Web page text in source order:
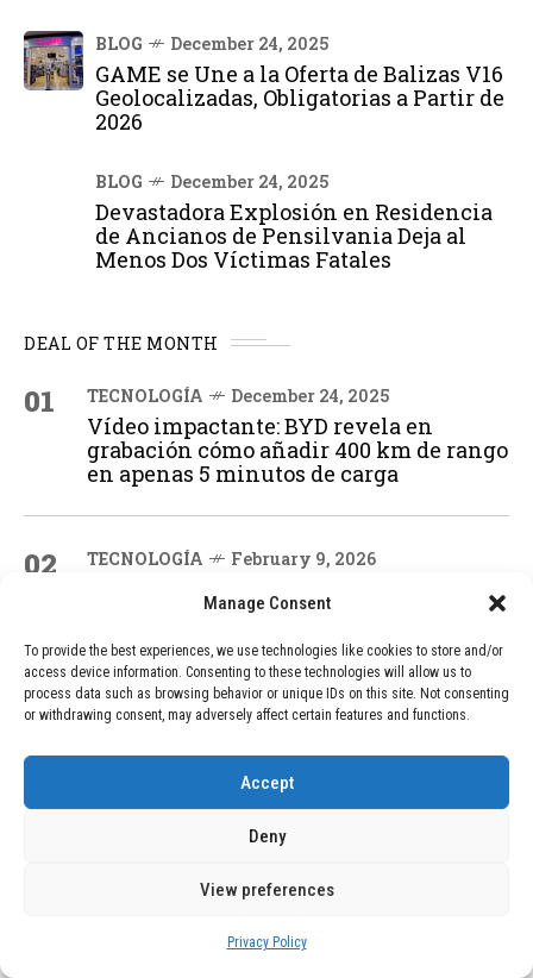
Manage Consent
To provide the best experiences, we use technologies like cookies to store and/or
access device information. Consenting to these technologies will allow us to
process data such as browsing behavior or unique IDs on this site. Not consenting
or withdrawing consent, may adversely affect certain features and functions.
Accept
Deny
View preferences
Privacy Policy
BLOG December 24, 2025
GAME se Une a la Oferta de Balizas V16
Geolocalizadas, Obligatorias a Partir de
2026
BLOG December 24, 2025
Devastadora Explosión en Residencia
de Ancianos de Pensilvania Deja al
Menos Dos Víctimas Fatales
DEAL OF THE MONTH
01 TECNOLOGÍA December 24, 2025
Vídeo impactante: BYD revela en
grabación cómo añadir 400 km de rango
en apenas 5 minutos de carga
02 TECNOLOGÍA February 9, 2026
Motor de 800 W, rango de 45 km y
ruedas todo terreno: este scooter cuesta
solo 300 euros y representa una
adquisición impresionante
03
GAME se Une a la Oferta de Balizas V16
Geolocalizadas, Obligatorias a Partir de
Devastadora Explosión en Residencia